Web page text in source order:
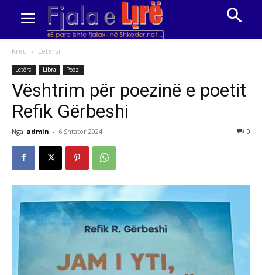
Kreu Letërsi
Letërsi Libra Poezi
Vështrim për poezinë e poetit
Refik Gërbeshi
Nga admin - 6 Shtator 2024 0